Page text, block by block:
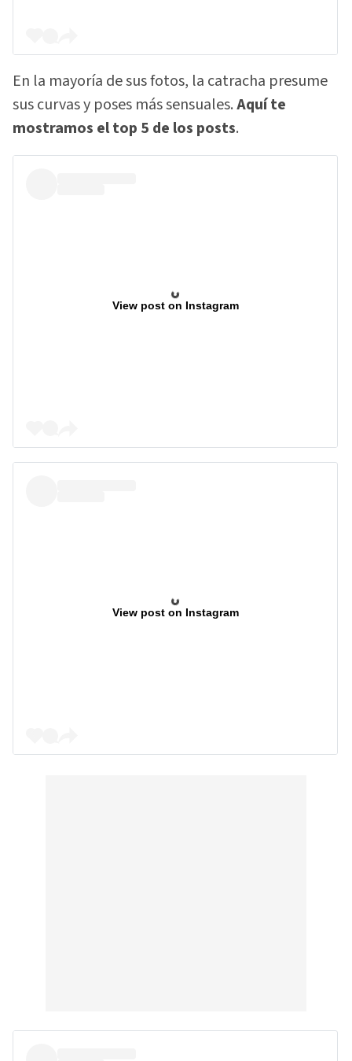
En la mayoría de sus fotos, la catracha presume
sus curvas y poses más sensuales.Aquí te
mostramos el top 5 de los posts.
View post on Instagram
View post on Instagram